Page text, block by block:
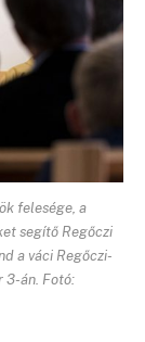
felesége, a
segítő Regőczi
a váci Regőczi-
3-án. Fotó: